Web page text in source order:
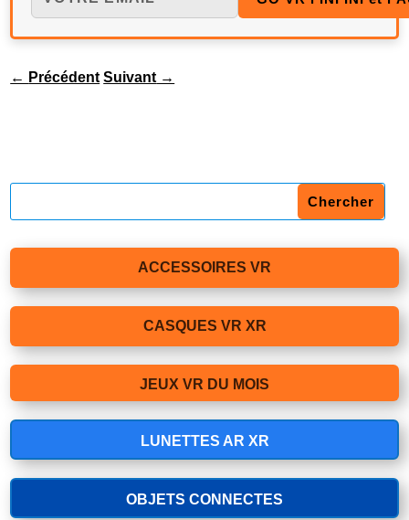
← Précédent Suivant →
ACCESSOIRES VR
CASQUES VR XR
JEUX VR DU MOIS
LUNETTES AR XR
OBJETS CONNECTES